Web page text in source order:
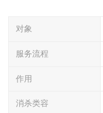
对象
服务流程
作用
消杀类容